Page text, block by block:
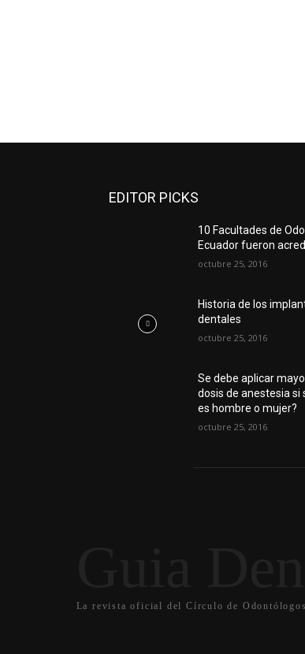
EDITOR PICKS
10 Facultades de
Ecuador fueron
octubre 25, 2016
Historia de los
dentales
octubre 25, 2016
Se debe aplicar
dosis de anestesia si
es hombre o mujer?
octubre 25, 2016
Guia
La revista oficial del Círculo de